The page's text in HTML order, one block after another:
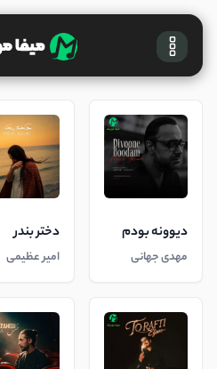
دیوونه بودم
مهدی جهانی
دختر بندر
امیر عظیمی